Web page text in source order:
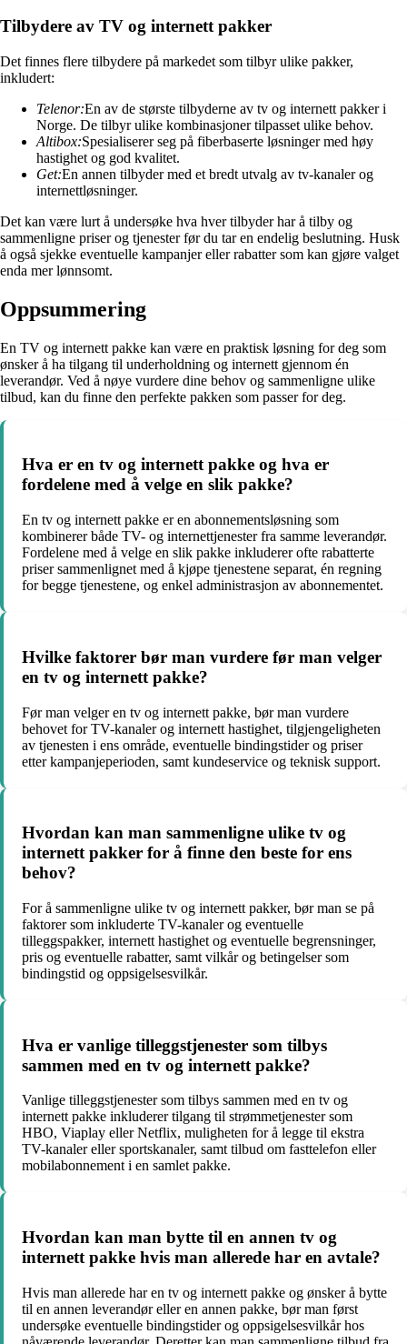
Tilbydere av TV og internett pakker
Det finnes flere tilbydere på markedet som tilbyr ulike pakker,
inkludert:
Telenor:En av de største tilbyderne av tv og internett pakker i
Norge. De tilbyr ulike kombinasjoner tilpasset ulike behov.
Altibox:Spesialiserer seg på fiberbaserte løsninger med høy
hastighet og god kvalitet.
Get:En annen tilbyder med et bredt utvalg av tv-kanaler og
internettløsninger.
Det kan være lurt å undersøke hva hver tilbyder har å tilby og
sammenligne priser og tjenester før du tar en endelig beslutning. Husk
å også sjekke eventuelle kampanjer eller rabatter som kan gjøre valget
enda mer lønnsomt.
Oppsummering
En TV og internett pakke kan være en praktisk løsning for deg som
ønsker å ha tilgang til underholdning og internett gjennom én
leverandør. Ved å nøye vurdere dine behov og sammenligne ulike
tilbud, kan du finne den perfekte pakken som passer for deg.
Hva er en tv og internett pakke og hva er
fordelene med å velge en slik pakke?
En tv og internett pakke er en abonnementsløsning som
kombinerer både TV- og internettjenester fra samme leverandør.
Fordelene med å velge en slik pakke inkluderer ofte rabatterte
priser sammenlignet med å kjøpe tjenestene separat, én regning
for begge tjenestene, og enkel administrasjon av abonnementet.
Hvilke faktorer bør man vurdere før man velger
en tv og internett pakke?
Før man velger en tv og internett pakke, bør man vurdere
behovet for TV-kanaler og internett hastighet, tilgjengeligheten
av tjenesten i ens område, eventuelle bindingstider og priser
etter kampanjeperioden, samt kundeservice og teknisk support.
Hvordan kan man sammenligne ulike tv og
internett pakker for å finne den beste for ens
behov?
For å sammenligne ulike tv og internett pakker, bør man se på
faktorer som inkluderte TV-kanaler og eventuelle
tilleggspakker, internett hastighet og eventuelle begrensninger,
pris og eventuelle rabatter, samt vilkår og betingelser som
bindingstid og oppsigelsesvilkår.
Hva er vanlige tilleggstjenester som tilbys
sammen med en tv og internett pakke?
Vanlige tilleggstjenester som tilbys sammen med en tv og
internett pakke inkluderer tilgang til strømmetjenester som
HBO, Viaplay eller Netflix, muligheten for å legge til ekstra
TV-kanaler eller sportskanaler, samt tilbud om fasttelefon eller
mobilabonnement i en samlet pakke.
Hvordan kan man bytte til en annen tv og
internett pakke hvis man allerede har en avtale?
Hvis man allerede har en tv og internett pakke og ønsker å bytte
til en annen leverandør eller en annen pakke, bør man først
undersøke eventuelle bindingstider og oppsigelsesvilkår hos